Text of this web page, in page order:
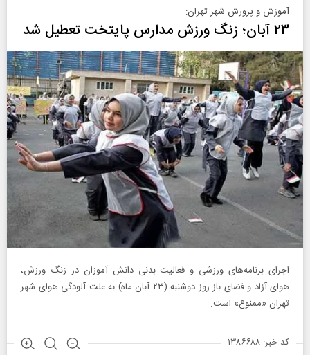
آموزش و پرورش شهر تهران:
۲۳ آبان؛ زنگ ورزش مدارس پایتخت تعطیل شد
اجرای برنامه‌های ورزشی و فعالیت بدنی دانش آموزان در زنگ ورزش،
هوای آزاد و فضای باز روز دوشنبه (۲۳ آبان ماه) به علت آلودگی هوای شهر
تهران «ممنوع» است.
کد خبر: ۱۳۸۶۶۸۸